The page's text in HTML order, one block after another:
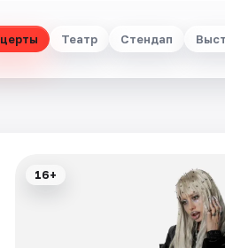
Театр Стендап
16+